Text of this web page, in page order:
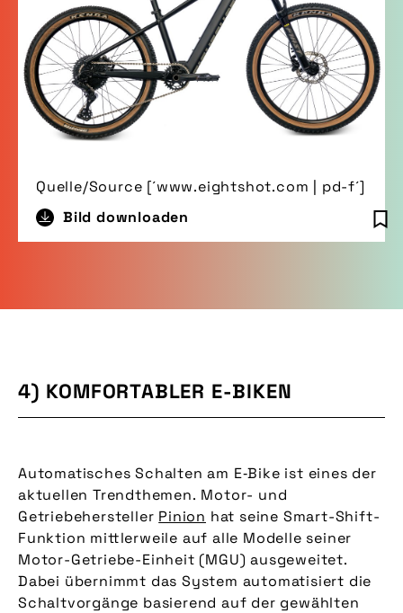
Quelle/Source [´www.eightshot.com | pd-f´]
Bild downloaden
4) KOMFORTABLER E-BIKEN
Automatisches Schalten am E‑Bike ist eines der
aktuellen Trendthemen. Motor- und
Getriebehersteller Pinion hat seine Smart-Shift-
Funktion mittlerweile auf alle Modelle seiner
Motor-Getriebe-Einheit (MGU) ausgeweitet.
Dabei übernimmt das System automatisiert die
Schaltvorgänge basierend auf der gewählten